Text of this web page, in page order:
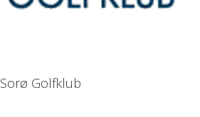
Sorø Golfklub